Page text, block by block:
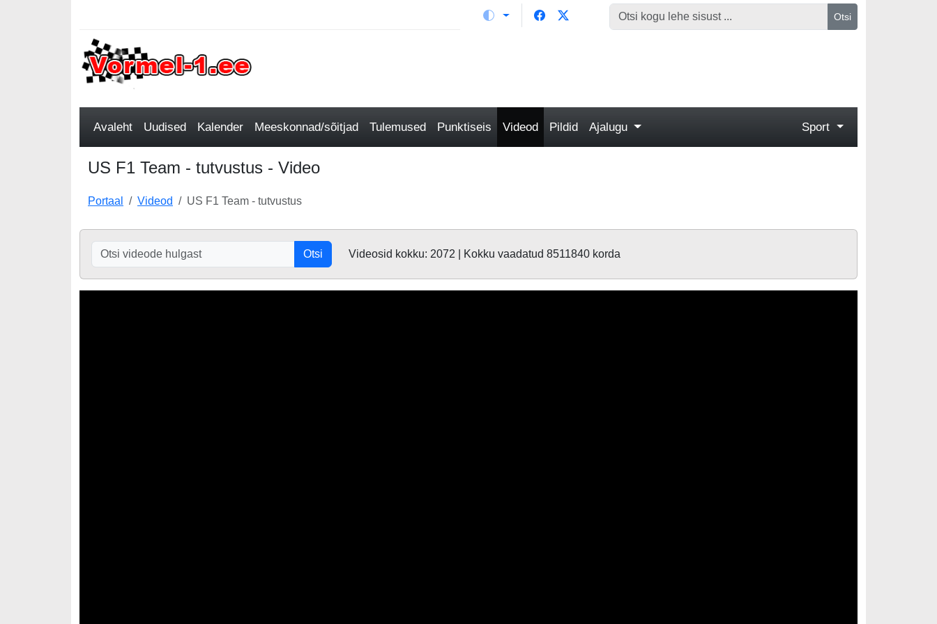
Otsi
Avaleht Uudised Kalender Meeskonnad/sõitjad Tulemused Punktiseis Videod Pildid Ajalugu Sport
US F1 Team - tutvustus - Video
Portaal Videod US F1 Team - tutvustus
Otsi Videosid kokku: 2072 | Kokku vaadatud 8511840 korda